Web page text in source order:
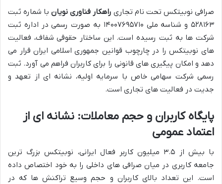
صرافی نوبیتکس تحت نام تجاری راهکار فناوری نویان با شماره ثبت
۵۲۸۱۶۳ و شناسه ملی ۱۴۰۰۷۶۹۵۷۱۰ به صورت رسمی در اداره ثبت
شرکت ها به ثبت رسیده است. این ساختار حقوقی شفاف، فعالیت
های نوبیتکس را در چارچوب قوانین جمهوری اسلامی ایران قرار می
دهد و امکان پیگیری های قانونی را برای کاربران فراهم می آورد. ثبت
رسمی شرکت سهامی خاص با سرمایه اولیه، نشانه ای از تعهد و
جدیت در فعالیت های تجاری است.
پایگاه کاربران و حجم معاملات: نشانه ای از
اعتماد عمومی
با بیش از ۳.۵ میلیون کاربر فعال ایرانی، نوبیتکس بزرگ ترین
جامعه کاربری در میان صرافی های داخلی را به خود اختصاص داده
است. این تعداد بالای کاربران و حجم وسیع تراکنش ها که در